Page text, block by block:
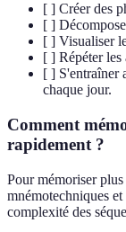
[ ] Créer des
[ ]
[ ] Visualiser
[ ] Répéter les
[ ] S'entraîner
chaque jour.
Comment
rapidement ?
Pour mémoriser
mnémotechniques
complexité des